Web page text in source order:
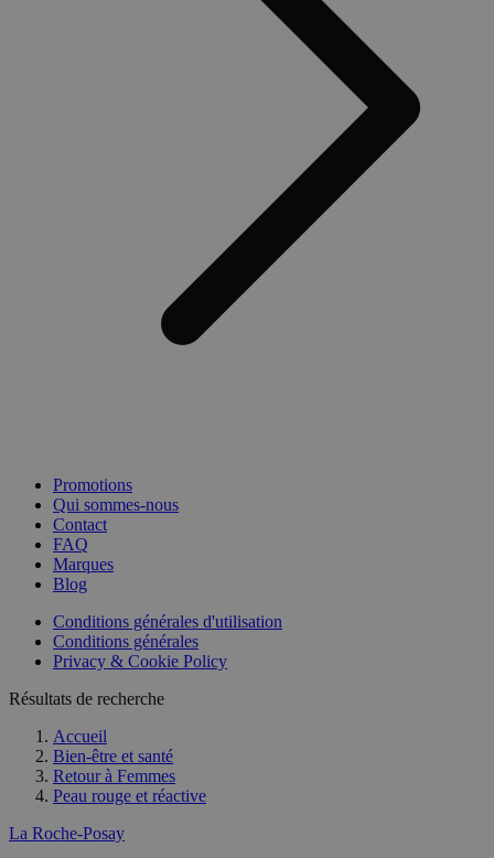
Promotions
Qui sommes-nous
Contact
FAQ
Marques
Blog
Conditions générales d'utilisation
Conditions générales
Privacy & Cookie Policy
Résultats de recherche
Accueil
Bien-être et santé
Retour à Femmes
Peau rouge et réactive
La Roche-Posay